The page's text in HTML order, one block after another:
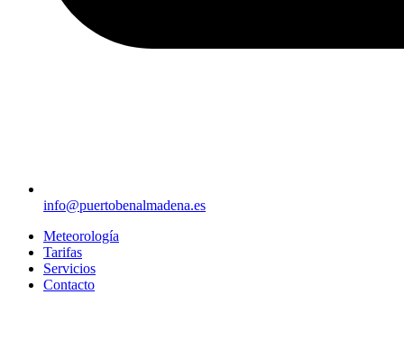
info@puertobenalmadena.es
Meteorología
Tarifas
Servicios
Contacto